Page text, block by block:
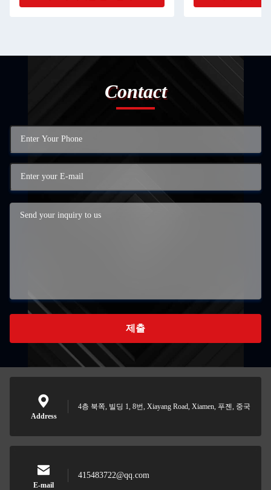
Contact
제출
Address
4층 북쪽, 빌딩 1, 8번, Xiayang Road, Xiamen, 푸젠, 중국
E-mail
415483722@qq.com